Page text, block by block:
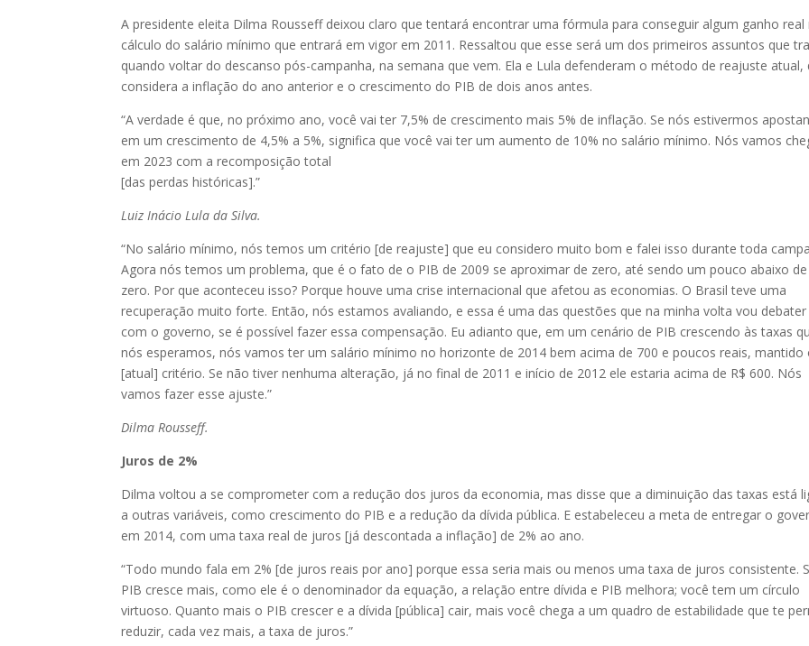
A presidente eleita Dilma Rousseff deixou claro que tentará encontrar uma fórmula para conseguir algum ganho real
cálculo do salário mínimo que entrará em vigor em 2011. Ressaltou que esse será um dos primeiros assuntos que
quando voltar do descanso pós-campanha, na semana que vem. Ela e Lula defenderam o método de reajuste atual,
considera a inflação do ano anterior e o crescimento do PIB de dois anos antes.
“A verdade é que, no próximo ano, você vai ter 7,5% de crescimento mais 5% de inflação. Se nós estivermos
em um crescimento de 4,5% a 5%, significa que você vai ter um aumento de 10% no salário mínimo. Nós vamos
em 2023 com a recomposição total
[das perdas históricas].”
Luiz Inácio Lula da Silva.
“No salário mínimo, nós temos um critério [de reajuste] que eu considero muito bom e falei isso durante toda
Agora nós temos um problema, que é o fato de o PIB de 2009 se aproximar de zero, até sendo um pouco abaixo de
zero. Por que aconteceu isso? Porque houve uma crise internacional que afetou as economias. O Brasil teve uma
recuperação muito forte. Então, nós estamos avaliando, e essa é uma das questões que na minha volta vou debater
com o governo, se é possível fazer essa compensação. Eu adianto que, em um cenário de PIB crescendo às taxas
nós esperamos, nós vamos ter um salário mínimo no horizonte de 2014 bem acima de 700 e poucos reais, mantido
[atual] critério. Se não tiver nenhuma alteração, já no final de 2011 e início de 2012 ele estaria acima de R$ 600. Nós
vamos fazer esse ajuste.”
Dilma Rousseff.
Juros de 2%
Dilma voltou a se comprometer com a redução dos juros da economia, mas disse que a diminuição das taxas está
a outras variáveis, como crescimento do PIB e a redução da dívida pública. E estabeleceu a meta de entregar o
em 2014, com uma taxa real de juros [já descontada a inflação] de 2% ao ano.
“Todo mundo fala em 2% [de juros reais por ano] porque essa seria mais ou menos uma taxa de juros consistente.
PIB cresce mais, como ele é o denominador da equação, a relação entre dívida e PIB melhora; você tem um círculo
virtuoso. Quanto mais o PIB crescer e a dívida [pública] cair, mais você chega a um quadro de estabilidade que te
reduzir, cada vez mais, a taxa de juros.”